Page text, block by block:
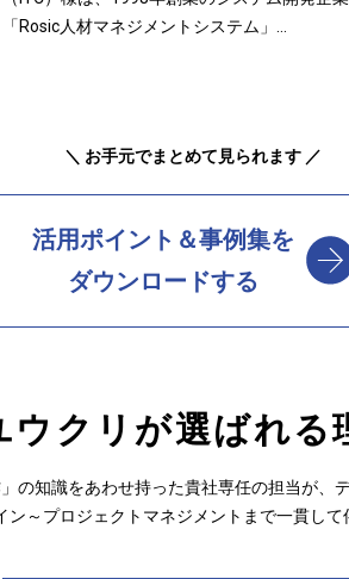
「Rosic人材マネジメントシステム」…
＼ お手元でまとめて見られます ／
活用ポイント＆事例集を
ダウンロードする
ウクリが選ばれる
」の知識をあわせ持った貴社専任の担当が、
ン～プロジェクトマネジメントまで一貫して